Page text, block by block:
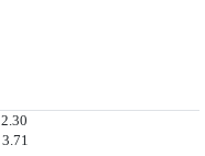
2.30
3.71